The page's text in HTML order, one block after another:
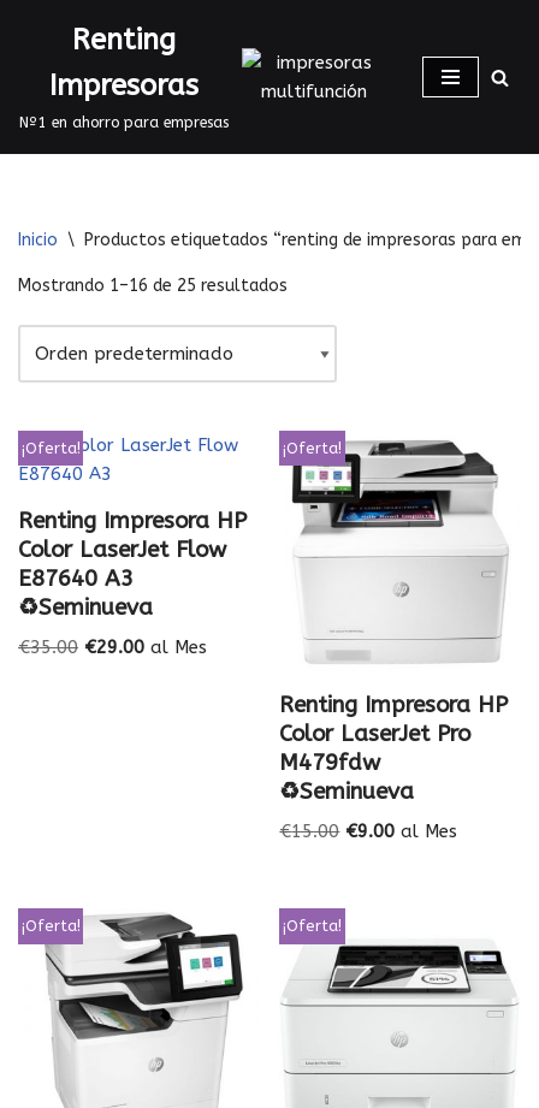
contenido
Renting
Impresoras
Nº1 en ahorro para empresas
Inicio \ Productos etiquetados “renting de impresoras para
Mostrando 1–16 de 25 resultados
¡Oferta!
Renting Impresora HP
Color LaserJet Flow
E87640 A3
♻️Seminueva
€35.00 €29.00 al Mes
¡Oferta!
Renting Impresora HP
Color LaserJet Pro
M479fdw
♻️Seminueva
€15.00 €9.00 al Mes
¡Oferta! ¡Oferta!